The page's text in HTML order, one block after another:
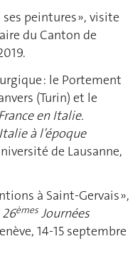
peintures », visite
du Canton de
: le Portement
(Turin) et le
en Italie.
à l’époque
de Lausanne,
à Saint-Gervais »,
26èmesJournées
14-15 septembre